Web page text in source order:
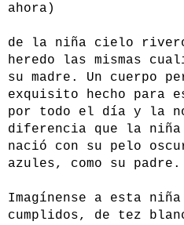
ahora)
de la niña cielo
heredo las mismas
su madre. Un cuerpo
exquisito hecho para
por todo el día y la
diferencia que la
nació con su pelo
azules, como su padre.
Imagínense a esta
cumplidos, de tez